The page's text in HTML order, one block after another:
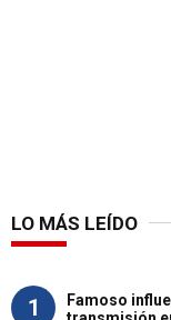
LO MÁS LEÍDO
1
Famoso